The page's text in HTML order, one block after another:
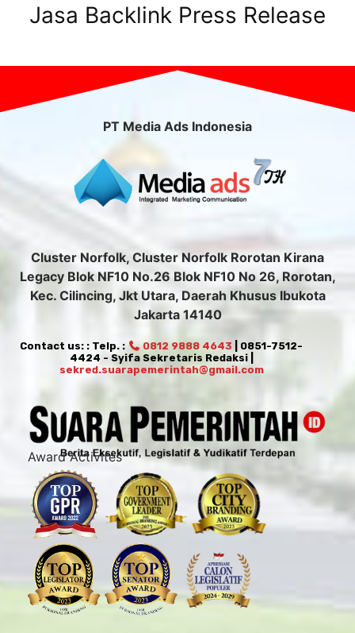
Jasa Backlink Press Release
PT Media Ads Indonesia
Cluster Norfolk, Cluster Norfolk Rorotan Kirana
Legacy Blok NF10 No.26 Blok NF10 No 26, Rorotan,
Kec. Cilincing, Jkt Utara, Daerah Khusus Ibukota
Jakarta 14140
Contact us: : Telp. : 0812 9888 4643 | 0851-7512-
4424 - Syifa Sekretaris Redaksi |
sekred.suarapemerintah@gmail.com
Award Activites